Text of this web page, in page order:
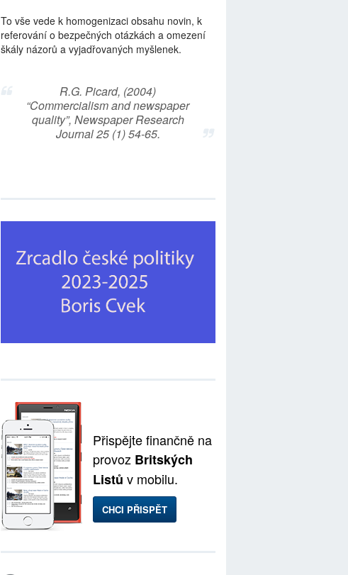
To vše vede k homogenizaci obsahu novin, k
referování o bezpečných otázkách a omezení
škály názorů a vyjadřovaných myšlenek.
R.G. Picard, (2004)
“Commercialism and newspaper
quality”, Newspaper Research
Journal 25 (1) 54-65.
Přispějte finančně na
provoz Britských
Listů v mobilu.
CHCI PŘISPĚT